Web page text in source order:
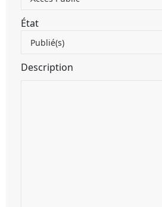
État
Publié(s)
Description